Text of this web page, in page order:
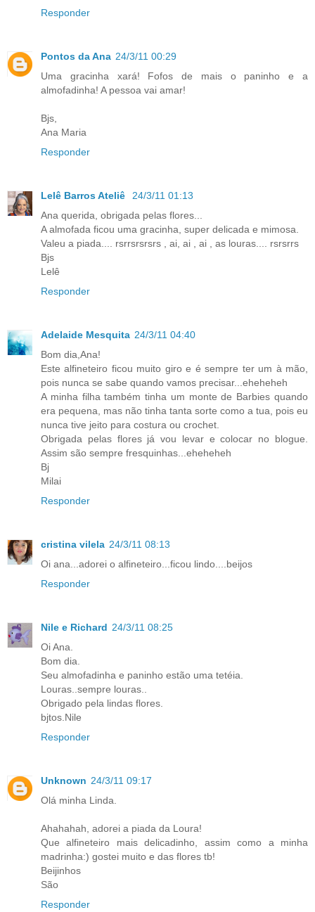
Responder
Pontos da Ana 24/3/11 00:29
Uma gracinha xará! Fofos de mais o paninho e a
almofadinha! A pessoa vai amar!
Bjs,
Ana Maria
Responder
Lelê Barros Ateliê
24/3/11 01:13
Ana querida, obrigada pelas flores...
A almofada ficou uma gracinha, super delicada e mimosa.
Valeu a piada.... rsrrsrsrsrs , ai, ai , ai , as louras.... rsrsrrs
Bjs
Lelê
Responder
Adelaide Mesquita 24/3/11 04:40
Bom dia,Ana!
Este alfineteiro ficou muito giro e é sempre ter um à mão,
pois nunca se sabe quando vamos precisar...eheheheh
A minha filha também tinha um monte de Barbies quando
era pequena, mas não tinha tanta sorte como a tua, pois eu
nunca tive jeito para costura ou crochet.
Obrigada pelas flores já vou levar e colocar no blogue.
Assim são sempre fresquinhas...eheheheh
Bj
Milai
Responder
cristina vilela 24/3/11 08:13
Oi ana...adorei o alfineteiro...ficou lindo....beijos
Responder
Nile e Richard 24/3/11 08:25
Oi Ana.
Bom dia.
Seu almofadinha e paninho estão uma tetéia.
Louras..sempre louras..
Obrigado pela lindas flores.
bjtos.Nile
Responder
Unknown 24/3/11 09:17
Olá minha Linda.
Ahahahah, adorei a piada da Loura!
Que alfineteiro mais delicadinho, assim como a minha
madrinha:) gostei muito e das flores tb!
Beijinhos
São
Responder